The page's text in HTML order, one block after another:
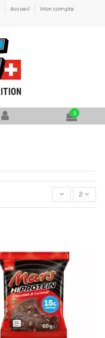
Accueil
Mon compte
0
2